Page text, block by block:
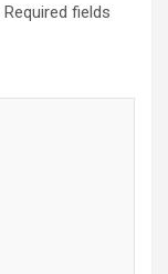
Required fields